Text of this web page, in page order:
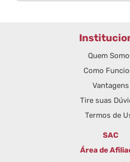
Quem
Como
Vantagens
Tire suas
Termos de
SAC
Área de